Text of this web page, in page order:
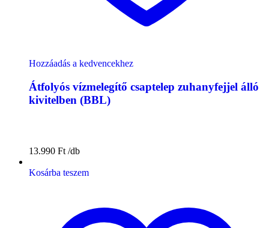
Hozzáadás a kedvencekhez
Átfolyós vízmelegítő csaptelep zuhanyfejjel álló
kivitelben (BBL)
13.990 Ft
Kosárba teszem